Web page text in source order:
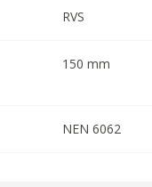
RVS
150 mm
NEN 6062